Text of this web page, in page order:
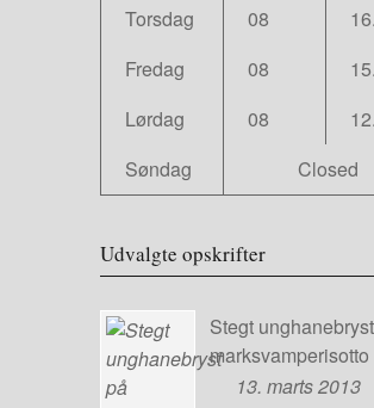
Torsdag
08
Fredag
08
Lørdag
08
Søndag
Closed
Udvalgte opskrifter
Stegt
marksvamperisotto
13. marts 2013